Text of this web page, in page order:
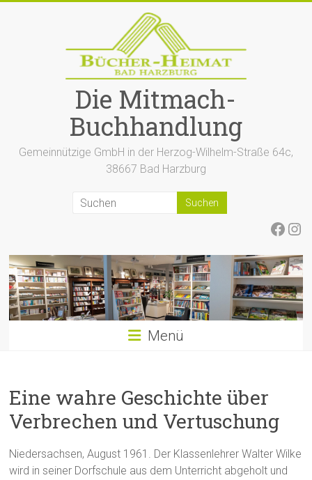
Die Mitmach-
Buchhandlung
Gemeinnützige GmbH in der Herzog-Wilhelm-Straße 64c,
38667 Bad Harzburg
Menü
Eine wahre Geschichte über
Verbrechen und Vertuschung
Niedersachsen, August 1961. Der Klassenlehrer Walter Wilke
wird in seiner Dorfschule aus dem Unterricht abgeholt und